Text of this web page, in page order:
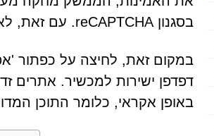
בסגנון reCAPTCHA. עם זאת, לא מתבצע אימות אנושי בפועל.
דפדפן ישירות למכשיר. אתרים
באופן אקראי, כלומר התוכן